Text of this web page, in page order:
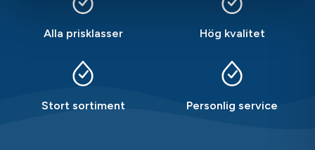
Alla prisklasser Hög kvalitet
Stort sortiment Personlig service